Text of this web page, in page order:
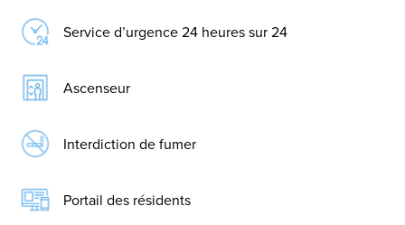
Service d’urgence 24 heures sur 24
Ascenseur
Interdiction de fumer
Portail des résidents